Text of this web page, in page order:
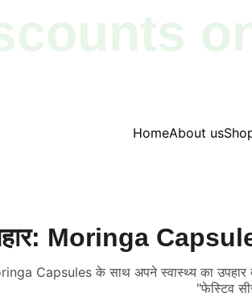
HomeAbout us
Moringa
Capsules के साथ अपने स्वास्थ्य का उपहार
"फेस्टिव